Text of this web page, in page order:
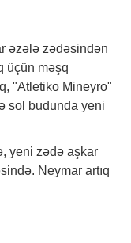
əzələ zədəsindən
üçün məşq
"Atletiko Mineyro"
sol budunda yeni
yeni zədə aşkar
Neymar artıq